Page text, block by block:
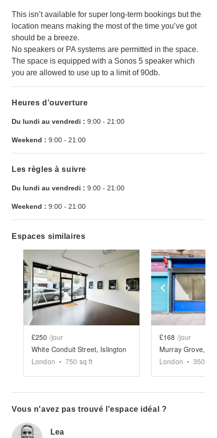
This isn’t available for super long-term bookings but the
location means making the most of the time you’ve got
should be a breeze.
No speakers or PA systems are permitted in the space.
The space is equipped with a Sonos 5 speaker which
you are allowed to use up to a limit of 90db.
Heures d’ouverture
Du lundi au vendredi : 9:00 - 21:00
Weekend : 9:00 - 21:00
Les règles à suivre
Du lundi au vendredi : 9:00 - 21:00
Weekend : 9:00 - 21:00
Espaces similaires
Show previous slide Show next slide
£250 /jour
White Conduit Street, Islington
London • 750 sq ft
Show
£168 /jour
London • 350
Vous n'avez pas trouvé l'espace idéal ?
Lea